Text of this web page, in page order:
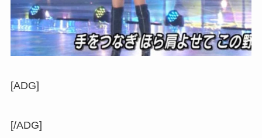
[ADG]
[/ADG]